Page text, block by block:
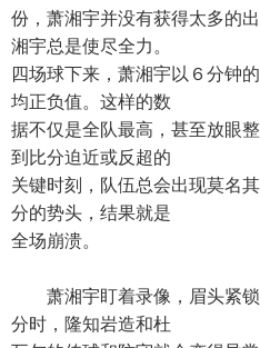
份，萧湘宇并没有获得太多的
湘宇总是使尽全力。
四场球下来，萧湘宇以６分钟
均正负值。这样的数
据不仅是全队最高，甚至放眼
到比分迫近或反超的
关键时刻，队伍总会出现莫名
分的势头，结果就是
全场崩溃。
萧湘宇盯着录像，眉头紧锁
分时，隆知岩造和杜